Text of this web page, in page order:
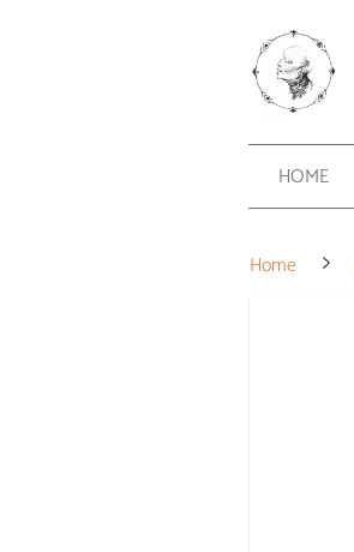
HOME
Home